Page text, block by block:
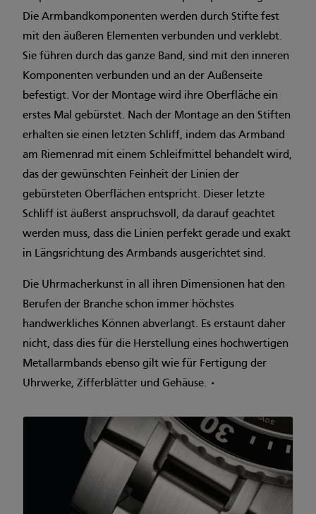
Die Armbandkomponenten werden durch Stifte fest
mit den äußeren Elementen verbunden und verklebt.
Sie führen durch das ganze Band, sind mit den inneren
Komponenten verbunden und an der Außenseite
befestigt. Vor der Montage wird ihre Oberfläche ein
erstes Mal gebürstet. Nach der Montage an den Stiften
erhalten sie einen letzten Schliff, indem das Armband
am Riemenrad mit einem Schleifmittel behandelt wird,
das der gewünschten Feinheit der Linien der
gebürsteten Oberflächen entspricht. Dieser letzte
Schliff ist äußerst anspruchsvoll, da darauf geachtet
werden muss, dass die Linien perfekt gerade und exakt
in Längsrichtung des Armbands ausgerichtet sind.
Die Uhrmacherkunst in all ihren Dimensionen hat den
Berufen der Branche schon immer höchstes
handwerkliches Können abverlangt. Es erstaunt daher
nicht, dass dies für die Herstellung eines hochwertigen
Metallarmbands ebenso gilt wie für Fertigung der
Uhrwerke, Zifferblätter und Gehäuse. •